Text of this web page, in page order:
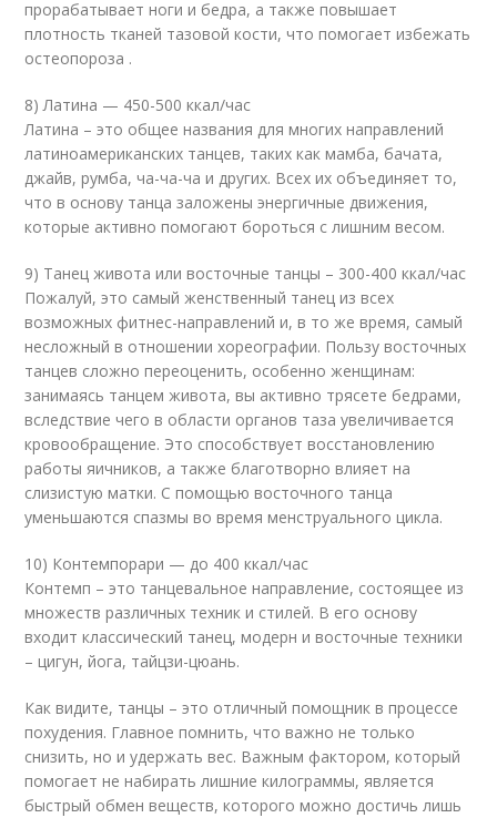
прорабатывает ноги и бедра, а также повышает
плотность тканей тазовой кости, что помогает избежать
остеопороза .
8) Латина — 450-500 ккал/час
Латина – это общее названия для многих направлений
латиноамериканских танцев, таких как мамба, бачата,
джайв, румба, ча-ча-ча и других. Всех их объединяет то,
что в основу танца заложены энергичные движения,
которые активно помогают бороться с лишним весом.
9) Танец живота или восточные танцы – 300-400 ккал/час
Пожалуй, это самый женственный танец из всех
возможных фитнес-направлений и, в то же время, самый
несложный в отношении хореографии. Пользу восточных
танцев сложно переоценить, особенно женщинам:
занимаясь танцем живота, вы активно трясете бедрами,
вследствие чего в области органов таза увеличивается
кровообращение. Это способствует восстановлению
работы яичников, а также благотворно влияет на
слизистую матки. С помощью восточного танца
уменьшаются спазмы во время менструального цикла.
10) Контемпорари — до 400 ккал/час
Контемп – это танцевальное направление, состоящее из
множеств различных техник и стилей. В его основу
входит классический танец, модерн и восточные техники
– цигун, йога, тайцзи-цюань.
Как видите, танцы – это отличный помощник в процессе
похудения. Главное помнить, что важно не только
снизить, но и удержать вес. Важным фактором, который
помогает не набирать лишние килограммы, является
быстрый обмен веществ, которого можно достичь лишь